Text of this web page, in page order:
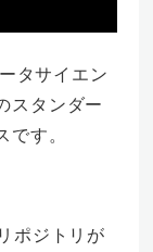
タサイエン
スタンダー
す。
ポジトリが